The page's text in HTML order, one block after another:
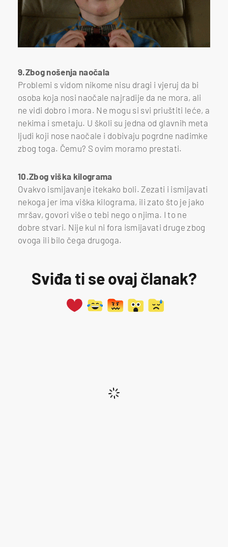
9.Zbog nošenja naočala
Problemi s vidom nikome nisu dragi i vjeruj da bi
osoba koja nosi naočale najradije da ne mora, ali
ne vidi dobro i mora. Ne mogu si svi priuštiti leće, a
nekima i smetaju. U školi su jedna od glavnih meta
ljudi koji nose naočale i dobivaju pogrdne nadimke
zbog toga. Čemu? S ovim moramo prestati.
10.Zbog viška kilograma
Ovakvo ismijavanje itekako boli. Zezati i ismijavati
nekoga jer ima viška kilograma, ili zato što je jako
mršav, govori više o tebi nego o njima. I to ne
dobre stvari. Nije kul ni fora ismijavati druge zbog
ovoga ili bilo čega drugoga.
Sviđa ti se ovaj članak?